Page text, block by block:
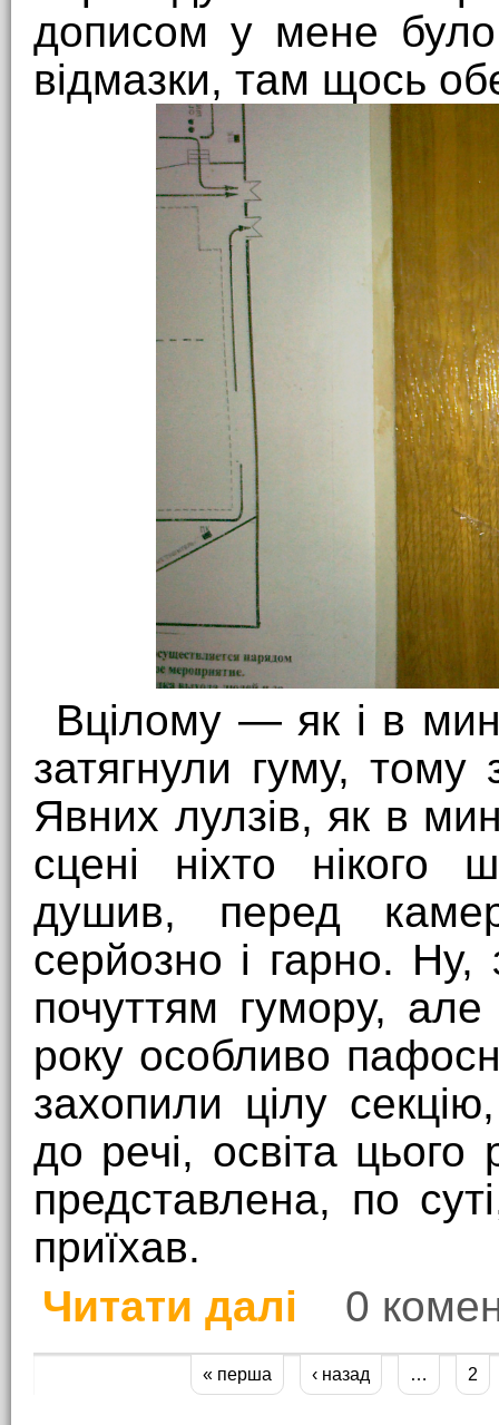
дописом у мене було
відмазки, там щось
Вцілому — як і в
затягнули гуму,
Явних лулзів, як в
сцені ніхто
душив, перед
серйозно і гарно. Ну,
почуттям гумору,
року особливо
захопили цілу
до речі, освіта
представлена, по
приїхав.
Читати далі
про OSDN 2011 (архів)
0
« перша ‹ назад … 2